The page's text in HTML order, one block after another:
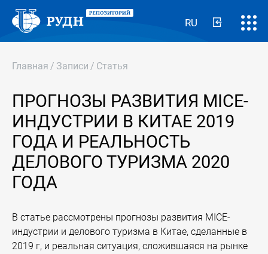
RU
Главная / Записи / Статья
ПРОГНОЗЫ РАЗВИТИЯ MICE-
ИНДУСТРИИ В КИТАЕ 2019
ГОДА И РЕАЛЬНОСТЬ
ДЕЛОВОГО ТУРИЗМА 2020
ГОДА
В статье рассмотрены прогнозы развития MICE-
индустрии и делового туризма в Китае, сделанные в
2019 г, и реальная ситуация, сложившаяся на рынке